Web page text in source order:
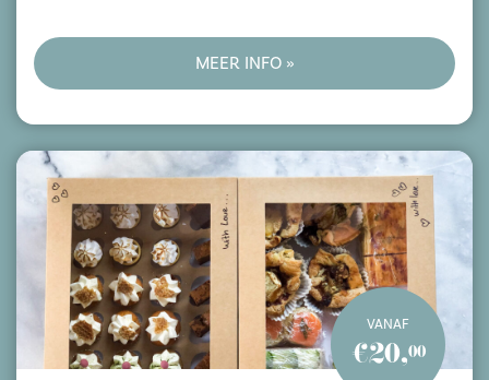
MEER INFO »
VANAF
€20,00